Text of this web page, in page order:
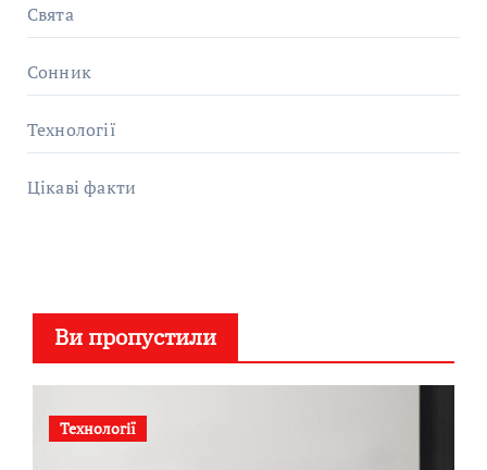
Свята
Сонник
Технології
Цікаві факти
Ви пропустили
Технології